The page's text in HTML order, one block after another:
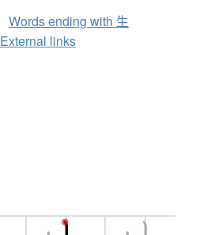
Words ending with 生
External links